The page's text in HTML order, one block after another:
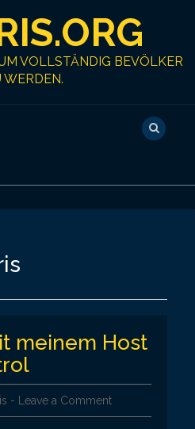
VOLLSTÄNDIG BEVÖLKER
WERDEN.
meinem Host
- Leave a Comment